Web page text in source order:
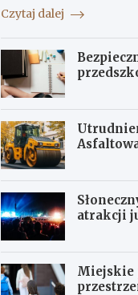
Czytaj dalej
atrakcji
Miejskie